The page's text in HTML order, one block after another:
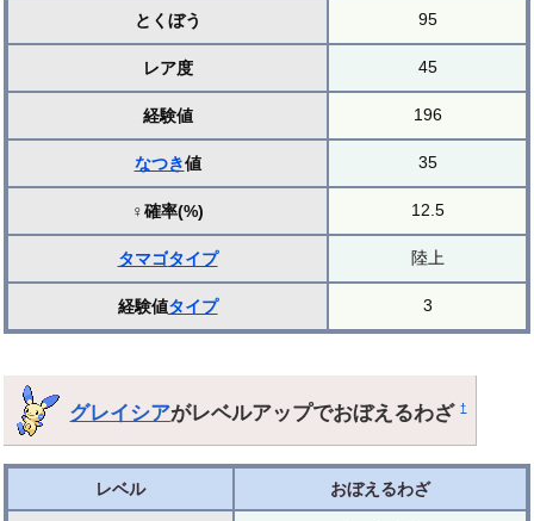
とくぼう 95
レア度 45
経験値 196
なつき値 35
♀確率(%) 12.5
タマゴタイプ 陸上
経験値タイプ 3
グレイシアがレベルアップでおぼえるわざ†
レベル おぼえるわざ